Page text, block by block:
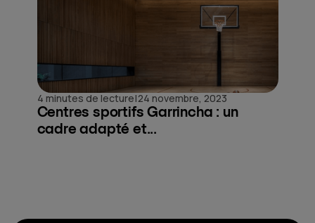
4 minutes de lecture|24 novembre, 2023
Centres sportifs Garrincha : un
cadre adapté et...